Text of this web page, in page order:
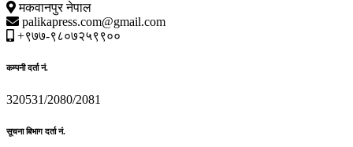
मकवानपुर नेपाल
palikapress.com@gmail.com
+९७७-९८०७२५९९००
कम्पनी दर्ता नं.
320531/2080/2081
सूचना बिभाग दर्ता नं.